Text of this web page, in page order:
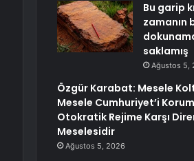
Bu garip
zamanın
saklamış
Ağustos 5,
Özgür Karabat: Mesele
Mesele Cumhuriyet’i
Otokratik Rejime Karşı
Meselesidir
Ağustos 5, 2026